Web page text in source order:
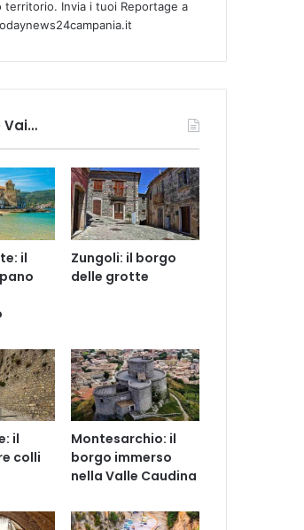
territorio. Invia i tuoi Reportage a
Vai…
il
Zungoli: il borgo
delle grotte
il
colli
Montesarchio: il
borgo immerso
nella Valle Caudina